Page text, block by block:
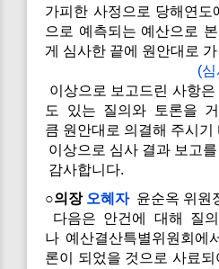
가피한 사정으로 당해연도
으로 예측되는 예산으로
게 심사한 끝에 원안대로
(
이상으로 보고드린 사항
도 있는 질의와 토론을
큼 원안대로 의결해 주시기
이상으로 심사 결과 보고
감사합니다.
○의장 오혜자윤순옥 위원
다음은 안건에 대해 질
나 예산결산특별위원회에
론이 되었을 것으로 사료